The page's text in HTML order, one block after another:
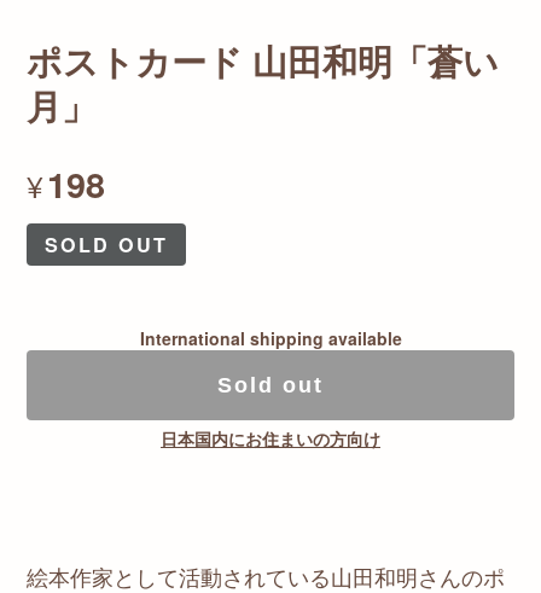
ポストカード 山田和明「蒼い
月」
¥198
SOLD OUT
International shipping available
Sold out
日本国内にお住まいの方向け
絵本作家として活動されている山田和明さんのポ